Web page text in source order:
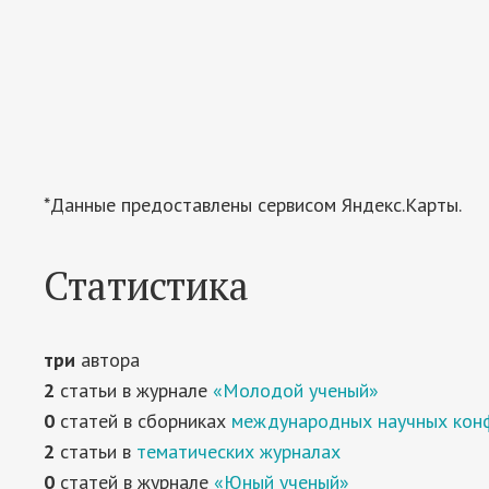
*Данные предоставлены сервисом Яндекс.Карты.
Статистика
три автора
2 статьи в журнале «Молодой ученый»
0 статей в сборниках международных научных
2 статьи в тематических журналах
0 статей в журнале «Юный ученый»